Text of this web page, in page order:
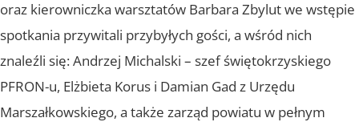
oraz kierowniczka warsztatów Barbara Zbylut we wstępie
spotkania przywitali przybyłych gości, a wśród nich
znaleźli się: Andrzej Michalski – szef świętokrzyskiego
PFRON-u, Elżbieta Korus i Damian Gad z Urzędu
Marszałkowskiego, a także zarząd powiatu w pełnym